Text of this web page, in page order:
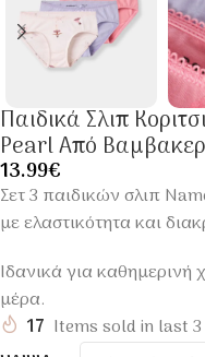
Παιδικά Σλιπ
Pearl Από
13.99€
Σετ 3 παιδικών σλιπ
με ελαστικότητα και
Ιδανικά για
μέρα.
17 Items sold in last